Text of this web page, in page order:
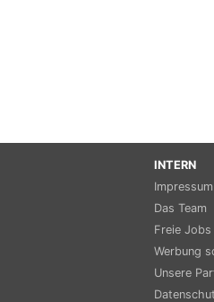
INTERN
Impressum
Das Team
Freie Jobs
Werbung
Unsere